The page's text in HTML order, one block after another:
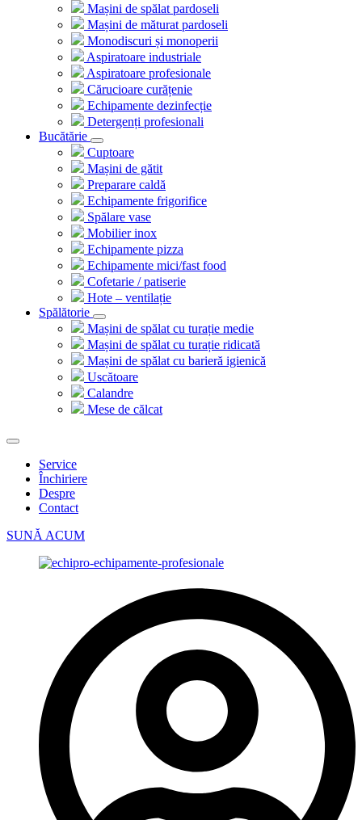
Mașini de spălat pardoseli
Mașini de măturat pardoseli
Monodiscuri și monoperii
Aspiratoare industriale
Aspiratoare profesionale
Cărucioare curățenie
Echipamente dezinfecție
Detergenți profesionali
Bucătărie
Cuptoare
Mașini de gătit
Preparare caldă
Echipamente frigorifice
Spălare vase
Mobilier inox
Echipamente pizza
Echipamente mici/fast food
Cofetarie / patiserie
Hote – ventilație
Spălătorie
Mașini de spălat cu turație medie
Mașini de spălat cu turație ridicată
Mașini de spălat cu barieră igienică
Uscătoare
Calandre
Mese de călcat
Service
Închiriere
Despre
Contact
SUNĂ ACUM